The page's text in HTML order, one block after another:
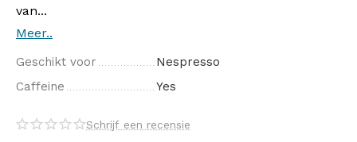
van...
Meer..
Geschikt voor
Nespresso
Caffeine
Yes
Schrijf een recensie